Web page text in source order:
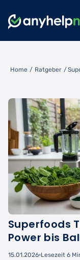
Home / Ratgeber /
Superfoods
Power bis
15.01.2026 Lesezeit 6